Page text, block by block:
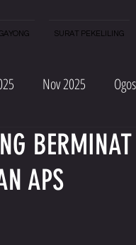
SURAT PEKELILING
Nov 2025
Jan 2025 Nov 2024
BERMINAT
APS